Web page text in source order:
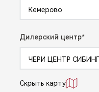
Кемерово
Дилерский центр
ЧЕРИ ЦЕНТР
Скрыть карту